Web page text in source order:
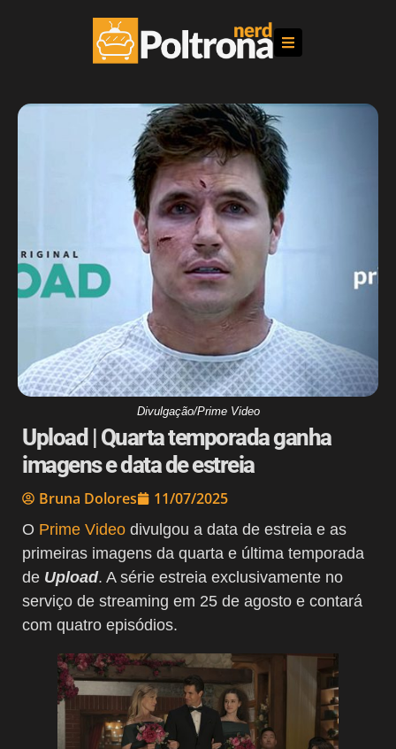
Divulgação/Prime Video
Upload | Quarta temporada ganha
imagens e data de estreia
Bruna Dolores 11/07/2025
O Prime Video divulgou a data de estreia e as
primeiras imagens da quarta e última temporada
de Upload. A série estreia exclusivamente no
serviço de streaming em 25 de agosto e contará
com quatro episódios.